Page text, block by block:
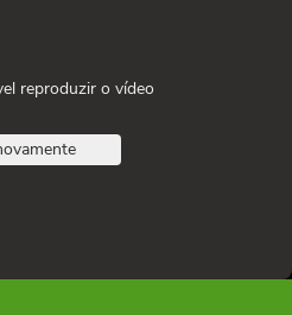
reproduzir o vídeo